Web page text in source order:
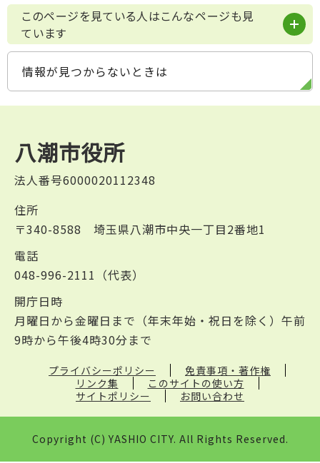
このページを見ている人はこんなページも見
ています
情報が見つからないときは
八潮市役所
法人番号6000020112348
住所
〒340-8588 埼玉県八潮市中央一丁目2番地1
電話
048-996-2111（代表）
開庁日時
月曜日から金曜日まで（年末年始・祝日を除く）午前
9時から午後4時30分まで
プライバシーポリシー
免責事項・著作権
リンク集
このサイトの使い方
サイトポリシー
お問い合わせ
Copyright (C) YASHIO CITY. All Rights Reserved.